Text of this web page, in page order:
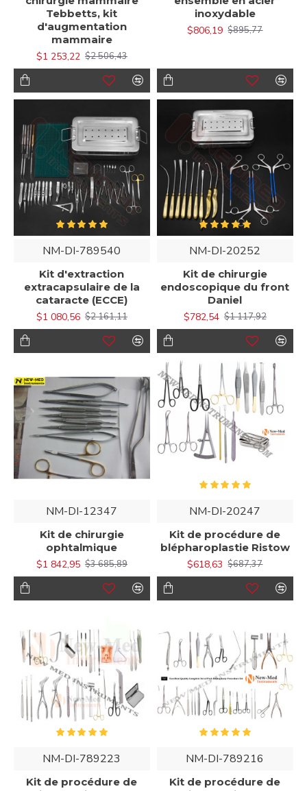
Tebbetts, kit
d'augmentation
mammaire
$1 253,22 $2 506,43
inoxydable
$806,19 $895,77
NM-DI-789540
Kit d'extraction
extracapsulaire de la
cataracte (ECCE)
$1 080,56 $2 161,11
NM-DI-20252
Kit de chirurgie
endoscopique du front
Daniel
$782,54 $1 117,92
NM-DI-12347
Kit de chirurgie
ophtalmique
$1 842,95 $3 685,89
NM-DI-20247
Kit de procédure de
blépharoplastie Ristow
$618,63 $687,37
NM-DI-789223
Kit de procédure de
NM-DI-789216
Kit de procédure de